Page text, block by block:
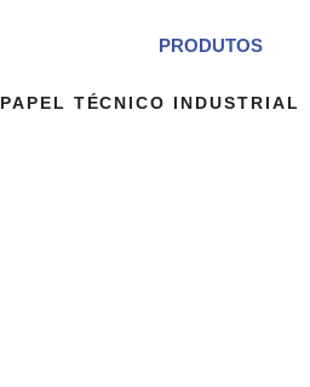
PRODUTOS
PAPEL TÉCNICO INDUSTRIAL